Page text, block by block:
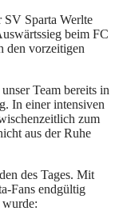
SV Sparta Werlte
beim FC
den vorzeitigen
Team bereits in
In einer intensiven
zum
aus der Ruhe
des Tages. Mit
Fans endgültig